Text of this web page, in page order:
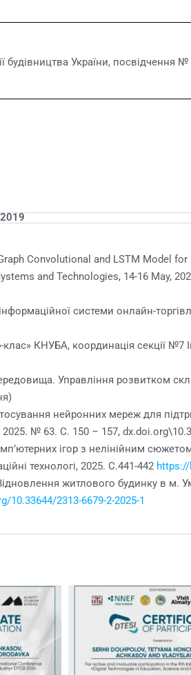
будівництва України, посвідчення №
2019
Convolutional and LSTM Model
and Technologies, 14-16 May,
системи онлайн-
КНУБА, координація секції №7
Управління розвитком
нейронних мереж для
№ 63. С. 150 – 157,
ігор з нелінійним
технологі, 2025. С.441-442
житлового будинку в м.
10.33644/2313-6679-2-2025-1